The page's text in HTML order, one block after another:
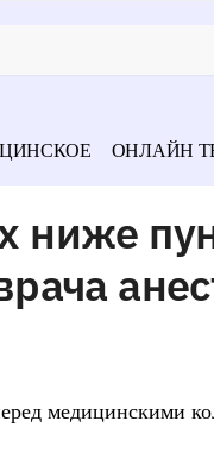
ОНЛАЙН
ниже
медицинскими